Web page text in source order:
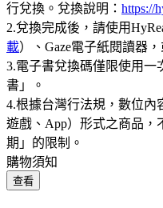
行兌換。兌換說明： https://
2.兌換完成後，請使用
載）、Gaze電子紙閱讀器
3.電子書兌換碼僅限使用一
書」。
4.根據台灣行法規，數位內
遊戲、App）形式之商品，
期」的限制。
購物須知
查看